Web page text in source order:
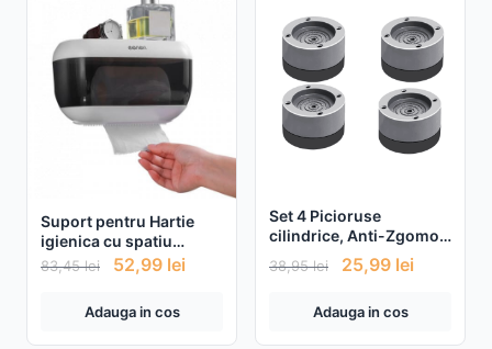
Suport pentru Hartie
igienica cu spatiu
depozitare, modern
83,45lei 52,99 lei
Adauga in cos
Set 4 Picioruse
cilindrice, Anti-Zgomot
si Antiderapante pentru
Masina de Spalat
38,95lei 25,99 lei
Adauga in cos